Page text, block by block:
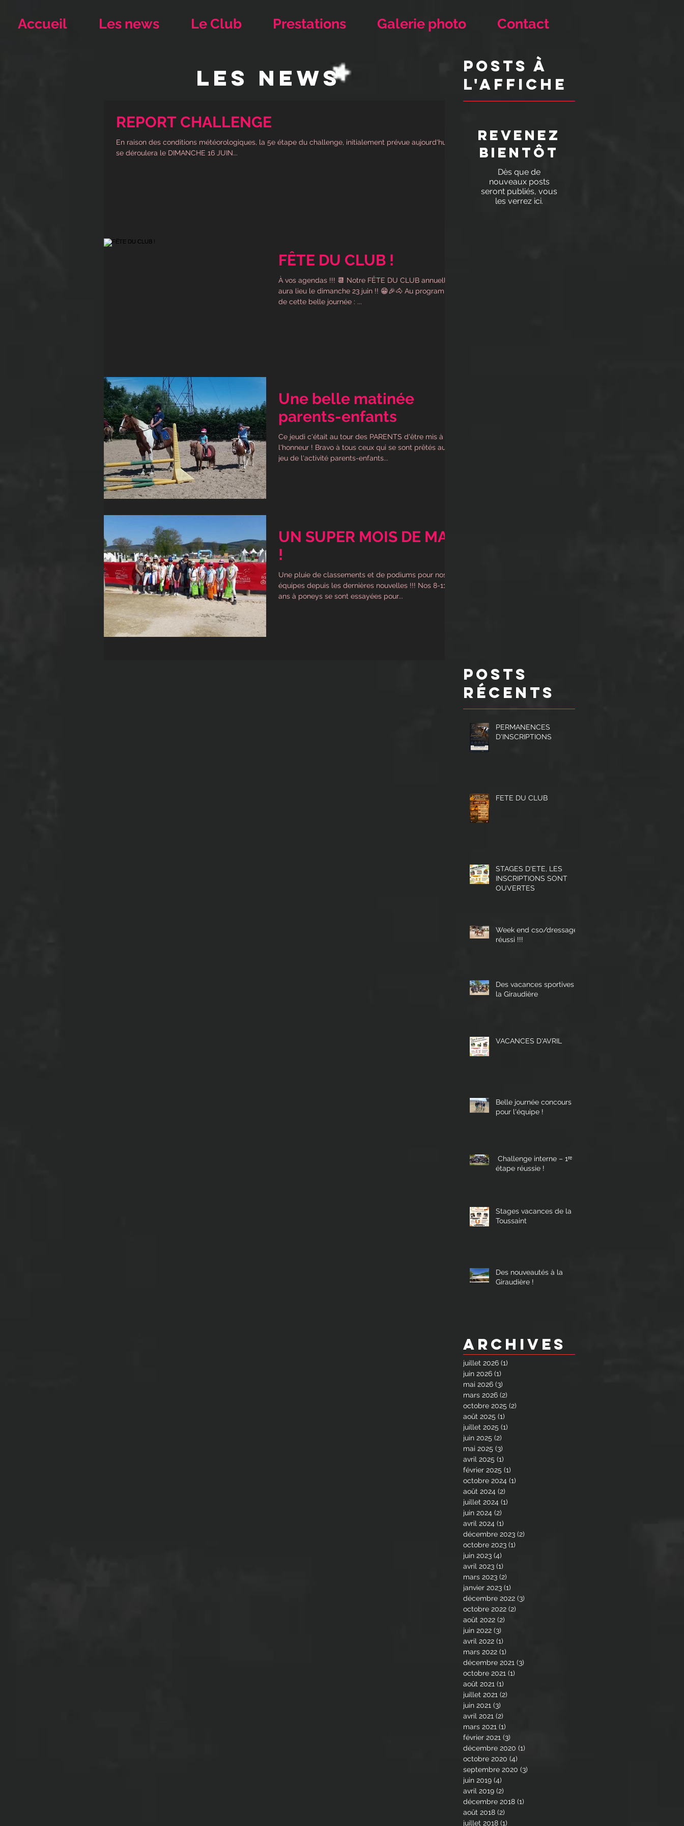
Accueil Les news Le Club Prestations Galerie photo Contact
LES NEWS
REPORT CHALLENGE
En raison des conditions météorologiques, la 5e étape du challenge, initialement prévue aujourd'hui
se déroulera le DIMANCHE 16 JUIN...
FÊTE DU CLUB !
À vos agendas !!! 📆 Notre FÊTE DU CLUB annuelle
aura lieu le dimanche 23 juin !! 😁🎉🐴 Au programme
de cette belle journée : ...
Une belle matinée
parents-enfants
Ce jeudi c'était au tour des PARENTS d'être mis à
l'honneur ! Bravo à tous ceux qui se sont prêtés au
jeu de l'activité parents-enfants...
UN SUPER MOIS DE MAI
!
Une pluie de classements et de podiums pour nos
équipes depuis les dernières nouvelles !!! Nos 8-11
ans à poneys se sont essayées pour...
Posts à
l'affiche
Revenez
bientôt
Dès que de
nouveaux posts
seront publiés, vous
les verrez ici.
Posts
Récents
PERMANENCES
D'INSCRIPTIONS
FETE DU CLUB
STAGES D'ETE, LES
INSCRIPTIONS SONT
OUVERTES
Week end cso/dressage
réussi !!!
Des vacances sportives à
la Giraudière
VACANCES D'AVRIL
Belle journée concours
pour l'équipe !
Challenge interne – 1ʳᵉ
étape réussie !
Stages vacances de la
Toussaint
Des nouveautés à la
Giraudière !
Archives
juillet 2026 (1)
juin 2026 (1)
mai 2026 (3)
mars 2026 (2)
octobre 2025 (2)
août 2025 (1)
juillet 2025 (1)
juin 2025 (2)
mai 2025 (3)
avril 2025 (1)
février 2025 (1)
octobre 2024 (1)
août 2024 (2)
juillet 2024 (1)
juin 2024 (2)
avril 2024 (1)
décembre 2023 (2)
octobre 2023 (1)
juin 2023 (4)
avril 2023 (1)
mars 2023 (2)
janvier 2023 (1)
décembre 2022 (3)
octobre 2022 (2)
août 2022 (2)
juin 2022 (3)
avril 2022 (1)
mars 2022 (1)
décembre 2021 (3)
octobre 2021 (1)
août 2021 (1)
juillet 2021 (2)
juin 2021 (3)
avril 2021 (2)
mars 2021 (1)
février 2021 (3)
décembre 2020 (1)
octobre 2020 (4)
septembre 2020 (3)
juin 2019 (4)
avril 2019 (2)
décembre 2018 (1)
août 2018 (2)
juillet 2018 (1)